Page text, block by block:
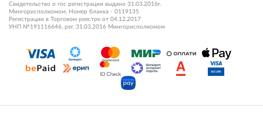
Свидетельство о гос регистрации выдано 31.03.2016г.
Мингорисполкомом. Номер бланка - 0119135
Регистрации в Торговом реестре от 04.12.2017
УНП №191116646, рег. 31.03.2016 Мингорисполкомом